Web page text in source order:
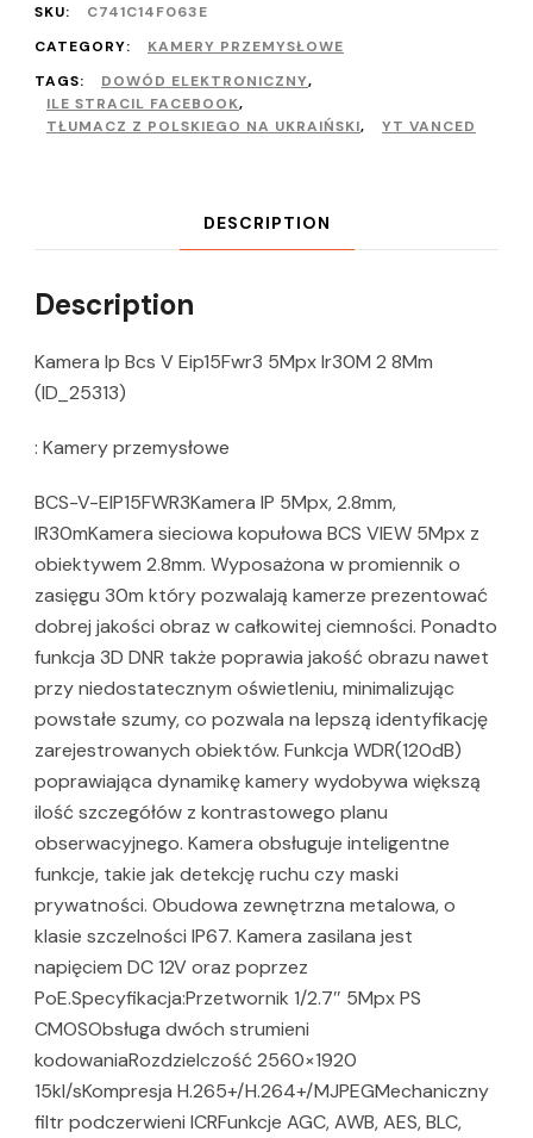
SKU:
C741C14F063E
CATEGORY:
KAMERY PRZEMYSŁOWE
TAGS:
DOWÓD ELEKTRONICZNY,
ILE STRACIL FACEBOOK,
TŁUMACZ Z POLSKIEGO NA UKRAIŃSKI, YT VANCED
DESCRIPTION
Description
Kamera Ip Bcs V Eip15Fwr3 5Mpx Ir30M 2 8Mm
(ID_25313)
: Kamery przemysłowe
BCS-V-EIP15FWR3Kamera IP 5Mpx, 2.8mm,
IR30mKamera sieciowa kopułowa BCS VIEW 5Mpx z
obiektywem 2.8mm. Wyposażona w promiennik o
zasięgu 30m który pozwalają kamerze prezentować
dobrej jakości obraz w całkowitej ciemności. Ponadto
funkcja 3D DNR także poprawia jakość obrazu nawet
przy niedostatecznym oświetleniu, minimalizując
powstałe szumy, co pozwala na lepszą identyfikację
zarejestrowanych obiektów. Funkcja WDR(120dB)
poprawiająca dynamikę kamery wydobywa większą
ilość szczegółów z kontrastowego planu
obserwacyjnego. Kamera obsługuje inteligentne
funkcje, takie jak detekcję ruchu czy maski
prywatności. Obudowa zewnętrzna metalowa, o
klasie szczelności IP67. Kamera zasilana jest
napięciem DC 12V oraz poprzez
PoE.Specyfikacja:Przetwornik 1/2.7″ 5Mpx PS
CMOSObsługa dwóch strumieni
kodowaniaRozdzielczość 2560×1920
15kl/sKompresja H.265+/H.264+/MJPEGMechaniczny
filtr podczerwieni ICRFunkcje AGC, AWB, AES, BLC,